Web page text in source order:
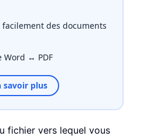
des documents
Word ↔ PDF
savoir plus
fichier vers lequel vous